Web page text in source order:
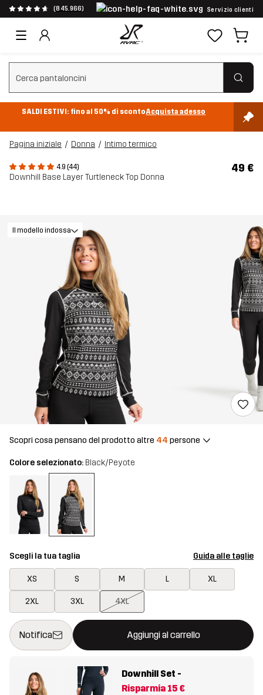
(845.966) Servizio clienti
Cancella ricerca
SALDI ESTIVI: fino al 50% di scontoAcquista adesso
Pagina iniziale Donna Intimo termico
4.9 (44)
Downhill Base Layer Turtleneck Top Donna
49 €
Il modello indossa
Scopri cosa pensano del prodotto altre 44 persone
Colore selezionato: Black/Peyote
Scegli la tua taglia Guida alle taglie
XS S M L XL
2XL 3XL 4XL
Notifica Aggiungi al carrello
Questo tasto aprirà una finestra modale per confermare un
{{size}} non disponibile
Downhill Set -
Risparmia 15 €